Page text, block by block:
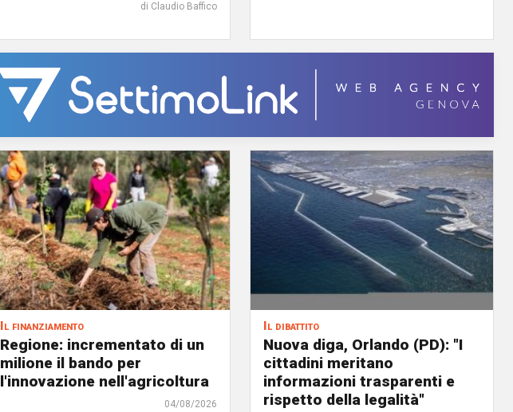
di Claudio Baffico
Il finanziamento
Regione: incrementato di un
milione il bando per
l'innovazione nell'agricoltura
04/08/2026
Il dibattito
Nuova diga, Orlando (PD): "I
cittadini meritano
informazioni trasparenti e
rispetto della legalità"